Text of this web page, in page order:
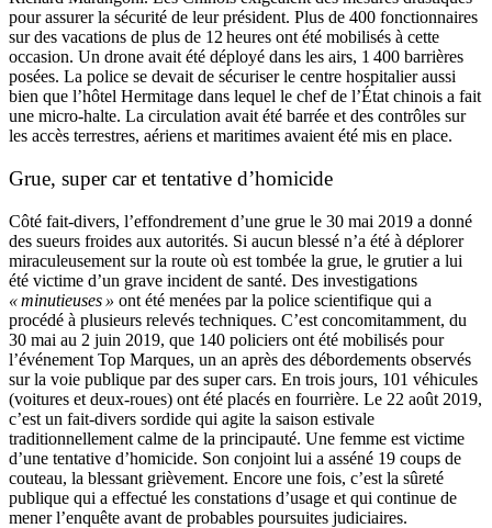
pour assurer la sécurité de leur président. Plus de 400 fonctionnaires
sur des vacations de plus de 12 heures ont été mobilisés à cette
occasion. Un drone avait été déployé dans les airs, 1 400 barrières
posées. La police se devait de sécuriser le centre hospitalier aussi
bien que l’hôtel Hermitage dans lequel le chef de l’État chinois a fait
une micro-halte. La circulation avait été barrée et des contrôles sur
les accès terrestres, aériens et maritimes avaient été mis en place.
Grue, super car et tentative d’homicide
Côté fait-divers, l’effondrement d’une grue le 30 mai 2019 a donné
des sueurs froides aux autorités. Si aucun blessé n’a été à déplorer
miraculeusement sur la route où est tombée la grue, le grutier a lui
été victime d’un grave incident de santé. Des investigations
« minutieuses » ont été menées par la police scientifique qui a
procédé à plusieurs relevés techniques. C’est concomitamment, du
30 mai au 2 juin 2019, que 140 policiers ont été mobilisés pour
l’événement Top Marques, un an après des débordements observés
sur la voie publique par des super cars. En trois jours, 101 véhicules
(voitures et deux-roues) ont été placés en fourrière. Le 22 août 2019,
c’est un fait-divers sordide qui agite la saison estivale
traditionnellement calme de la principauté. Une femme est victime
d’une tentative d’homicide. Son conjoint lui a asséné 19 coups de
couteau, la blessant grièvement. Encore une fois, c’est la sûreté
publique qui a effectué les constations d’usage et qui continue de
mener l’enquête avant de probables poursuites judiciaires.